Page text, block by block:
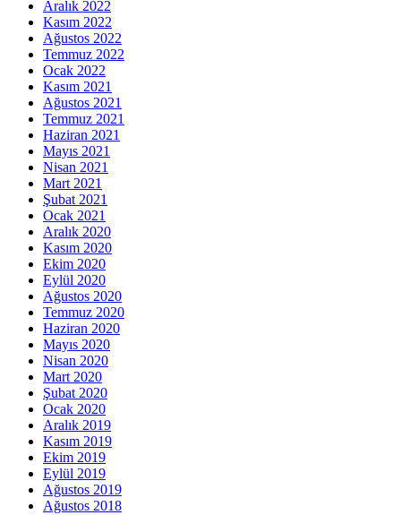
Aralık 2022
Kasım 2022
Ağustos 2022
Temmuz 2022
Ocak 2022
Kasım 2021
Ağustos 2021
Temmuz 2021
Haziran 2021
Mayıs 2021
Nisan 2021
Mart 2021
Şubat 2021
Ocak 2021
Aralık 2020
Kasım 2020
Ekim 2020
Eylül 2020
Ağustos 2020
Temmuz 2020
Haziran 2020
Mayıs 2020
Nisan 2020
Mart 2020
Şubat 2020
Ocak 2020
Aralık 2019
Kasım 2019
Ekim 2019
Eylül 2019
Ağustos 2019
Ağustos 2018